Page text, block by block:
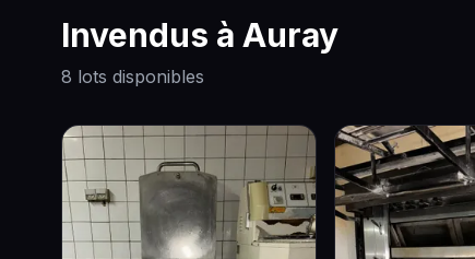
Invendus à Auray
8 lots disponibles